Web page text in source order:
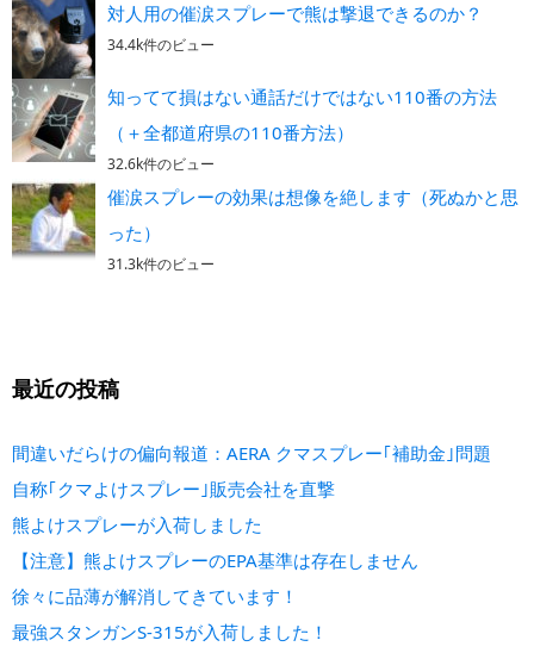
対人用の催涙スプレーで熊は撃退できるのか？
34.4k件のビュー
知ってて損はない通話だけではない110番の方法
（＋全都道府県の110番方法）
32.6k件のビュー
催涙スプレーの効果は想像を絶します（死ぬかと思
った）
31.3k件のビュー
最近の投稿
間違いだらけの偏向報道：AERA クマスプレー｢補助金｣問題
自称｢クマよけスプレー｣販売会社を直撃
熊よけスプレーが入荷しました
【注意】熊よけスプレーのEPA基準は存在しません
徐々に品薄が解消してきています！
最強スタンガンS-315が入荷しました！